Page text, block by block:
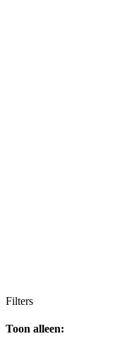
Filters
Toon alleen: